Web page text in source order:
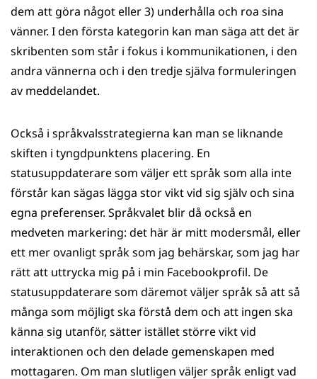
dem att göra något eller 3) underhålla och roa sina
vänner. I den första kategorin kan man säga att det är
skribenten som står i fokus i kommunikationen, i den
andra vännerna och i den tredje själva formuleringen
av meddelandet.
Också i språkvalsstrategierna kan man se liknande
skiften i tyngdpunktens placering. En
statusuppdaterare som väljer ett språk som alla inte
förstår kan sägas lägga stor vikt vid sig själv och sina
egna preferenser. Språkvalet blir då också en
medveten markering: det här är mitt modersmål, eller
ett mer ovanligt språk som jag behärskar, som jag har
rätt att uttrycka mig på i min Facebookprofil. De
statusuppdaterare som däremot väljer språk så att så
många som möjligt ska förstå dem och att ingen ska
känna sig utanför, sätter istället större vikt vid
interaktionen och den delade gemenskapen med
mottagaren. Om man slutligen väljer språk enligt vad